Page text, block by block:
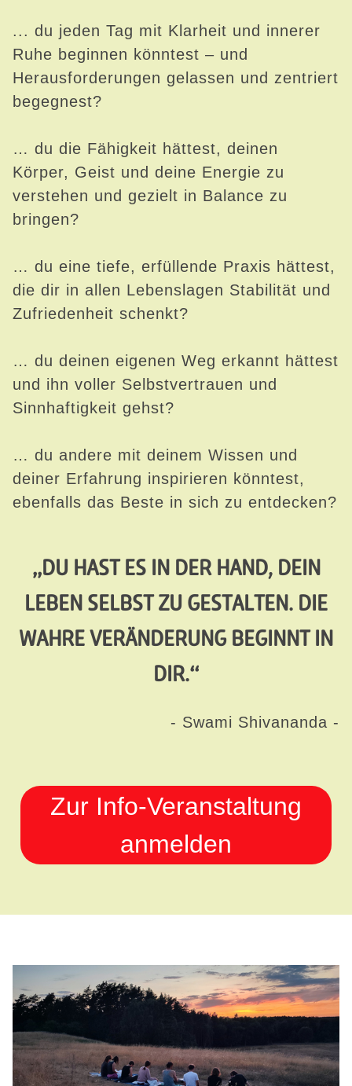
... du jeden Tag mit Klarheit und innerer
Ruhe beginnen könntest – und
Herausforderungen gelassen und zentriert
begegnest?
… du die Fähigkeit hättest, deinen
Körper, Geist und deine Energie zu
verstehen und gezielt in Balance zu
bringen?
… du eine tiefe, erfüllende Praxis hättest,
die dir in allen Lebenslagen Stabilität und
Zufriedenheit schenkt?
… du deinen eigenen Weg erkannt hättest
und ihn voller Selbstvertrauen und
Sinnhaftigkeit gehst?
… du andere mit deinem Wissen und
deiner Erfahrung inspirieren könntest,
ebenfalls das Beste in sich zu entdecken?
„DU HAST ES IN DER HAND, DEIN
LEBEN SELBST ZU GESTALTEN. DIE
WAHRE VERÄNDERUNG BEGINNT IN
DIR.“
- Swami Shivananda -
Zur Info-Veranstaltung
anmelden